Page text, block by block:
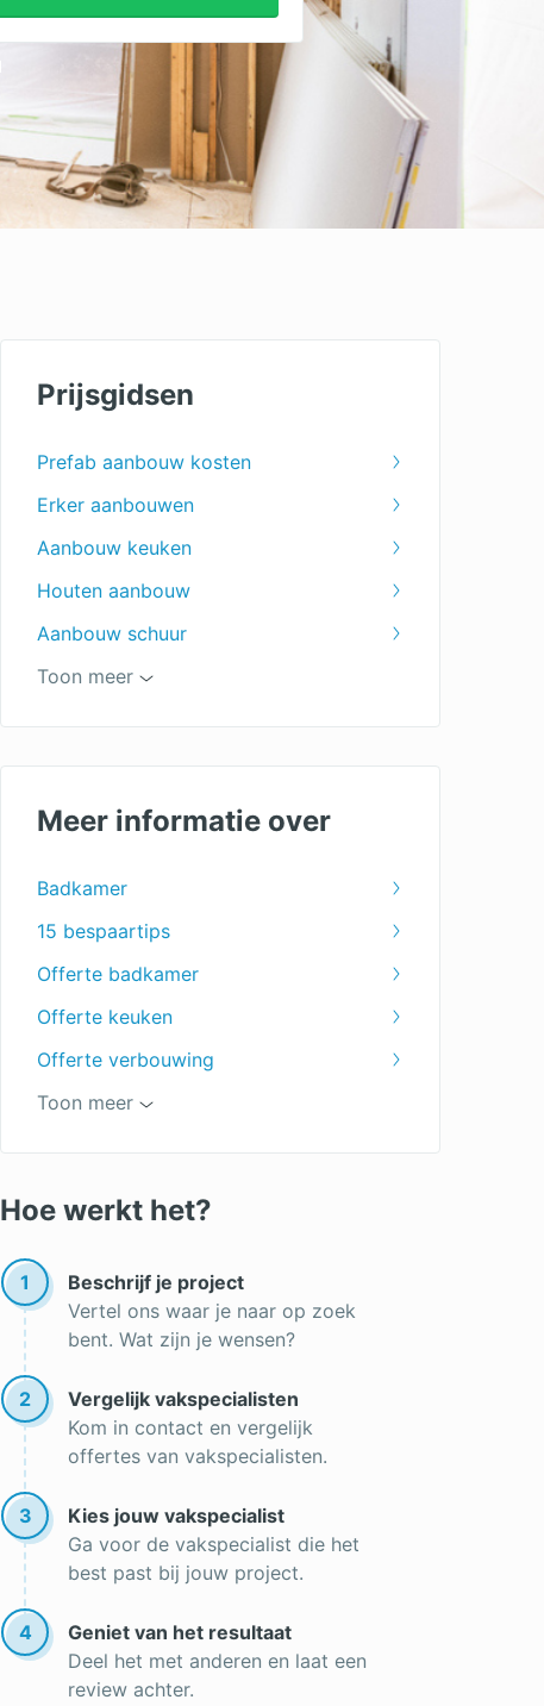
Prijsgidsen
Prefab aanbouw kosten
Erker aanbouwen
Aanbouw keuken
Houten aanbouw
Aanbouw schuur
Zolder verbouwen
Verbouwing
Nieuwe douche
Badkamer ontwerpen
Badkamer installateur
Badkamer plaatsen
Bad plaatsen
Keuken plaatsen
Keuken demonteren
Keuken prijzen
Toon meer
Meer informatie over
Badkamer
15 bespaartips
Offerte badkamer
Offerte keuken
Offerte verbouwing
Goedkope aanbouw
Toon meer
Hoe werkt het?
1
Beschrijf je project
Vertel ons waar je naar op zoek
bent. Wat zijn je wensen?
2
Vergelijk vakspecialisten
Kom in contact en vergelijk
offertes van vakspecialisten.
3
Kies jouw vakspecialist
Ga voor de vakspecialist die het
best past bij jouw project.
4
Geniet van het resultaat
Deel het met anderen en laat een
review achter.